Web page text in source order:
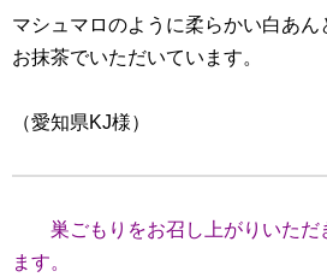
マシュマロのように柔らかい白あん
お抹茶でいただいています。
（愛知県KJ様）
巣ごもりをお召し上がりいただ
ます。